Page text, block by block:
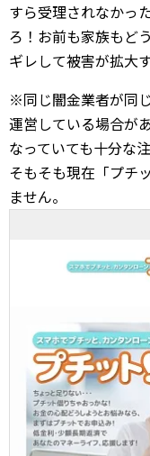
すら受理されなかっ
ろ！お前も家族もど
ギレして被害が拡大
※同じ闇金業者が同
運営している場合が
なっていても十分な
そもそも現在「プチ
ません。